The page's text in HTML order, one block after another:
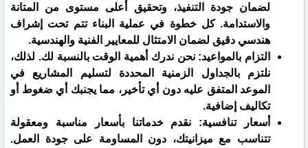
لضمان جودة التنفيذ، وتحقيق أعلى مستوى من المتانة
والاستدامة. كل خطوة في عملية البناء تتم تحت إشراف
هندسي دقيق لضمان الامتثال للمعايير الفنية والهندسية.
​التزام بالمواعيد: نحن ندرك أهمية الوقت بالنسبة لك. لذلك،
نلتزم بالجداول الزمنية المحددة لتسليم المشاريع في
الموعد المتفق عليه دون أي تأخير، مما يجنبك أي ضغوط أو
تكاليف إضافية.
​أسعار تنافسية: نقدم خدماتنا بأسعار مناسبة ومعقولة
تتناسب مع ميزانيتك، دون المساومة على جودة العمل.